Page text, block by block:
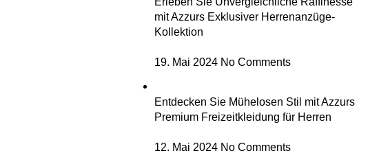
mit Azzurs Exklusiver Herrenanzüge-
Kollektion
19. Mai 2024 No Comments
Entdecken Sie Mühelosen Stil mit Azzurs
Premium Freizeitkleidung für Herren
12. Mai 2024 No Comments